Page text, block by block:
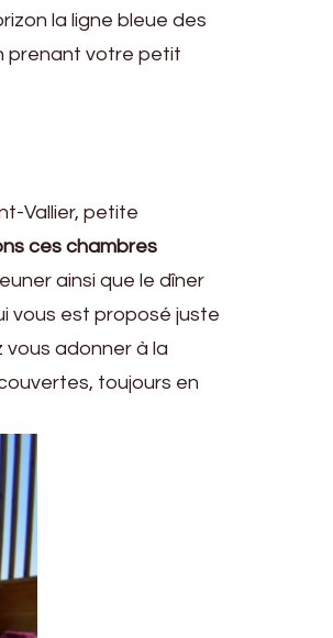
la ligne bleue des
prenant votre petit
Vallier, petite
ces chambres
ainsi que le dîner
vous est proposé juste
vous adonner à la
toujours en